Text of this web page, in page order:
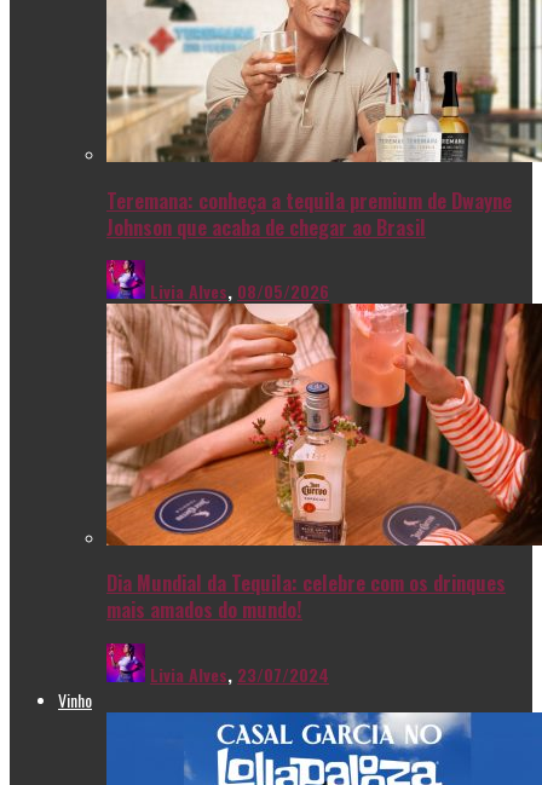
Teremana: conheça a tequila premium de Dwayne
Johnson que acaba de chegar ao Brasil
Livia Alves, 08/05/2026
Dia Mundial da Tequila: celebre com os drinques
mais amados do mundo!
Livia Alves, 23/07/2024
Vinho